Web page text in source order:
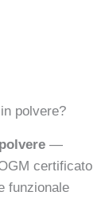
polvere?
—
certificato
funzionale